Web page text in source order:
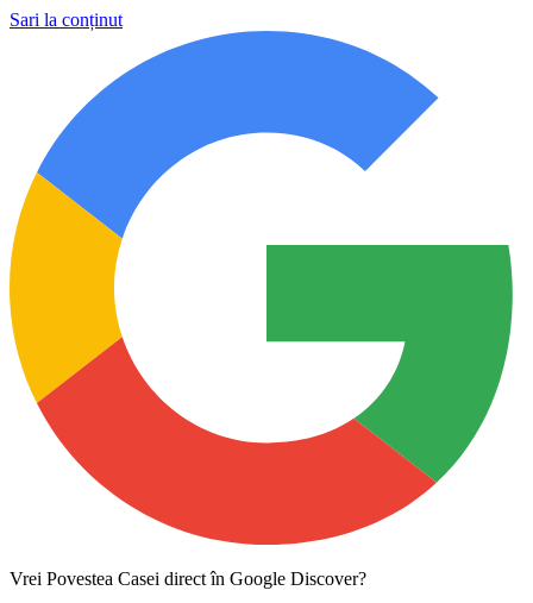
Sari la conținut
Vrei Povestea Casei direct în Google Discover?